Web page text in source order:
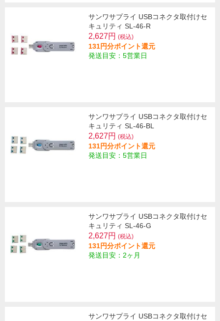
サンワサプライ USBコネクタ取付けセ
キュリティ SL-46-R
2,627円 (税込)
131円分ポイント還元
発送目安：5営業日
サンワサプライ USBコネクタ取付けセ
キュリティ SL-46-BL
2,627円 (税込)
131円分ポイント還元
発送目安：5営業日
サンワサプライ USBコネクタ取付けセ
キュリティ SL-46-G
2,627円 (税込)
131円分ポイント還元
発送目安：2ヶ月
サンワサプライ USBコネクタ取付けセ